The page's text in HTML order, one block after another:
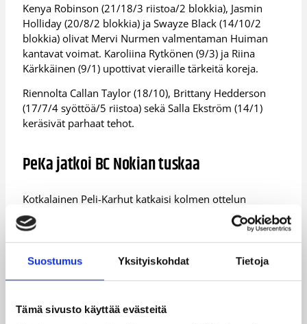
Suostumus Yksityiskohdat Tietoja
Tämä sivusto käyttää evästeitä
Kenya Robinson (21/18/3 riistoa/2 blokkia), Jasmin
Holliday (20/8/2 blokkia) ja Swayze Black (14/10/2
blokkia) olivat Mervi Nurmen valmentaman Huiman
kantavat voimat. Karoliina Rytkönen (9/3) ja Riina
Kärkkäinen (9/1) upottivat vieraille tärkeitä koreja.
Riennolta Callan Taylor (18/10), Brittany Hedderson
(17/7/4 syöttöä/5 riistoa) sekä Salla Ekström (14/1)
keräsivät parhaat tehot.
PeKa jatkoi BC Nokian tuskaa
Kotkalainen Peli-Karhut katkaisi kolmen ottelun
tappioputkensa aiheuttamalla BC Nokialle
sarjanousijan kahdeksannen perätäisen tappion.
Tasaisen avausjakson jälkeen Peli-Karhut esitti
mallikasta puolustuspeliä kahden jakson ajan ja riensi
parhaimmillaan 25 pisteen johtoon. Nokialaiset eivät
hävisivät 65–83 (35–50).